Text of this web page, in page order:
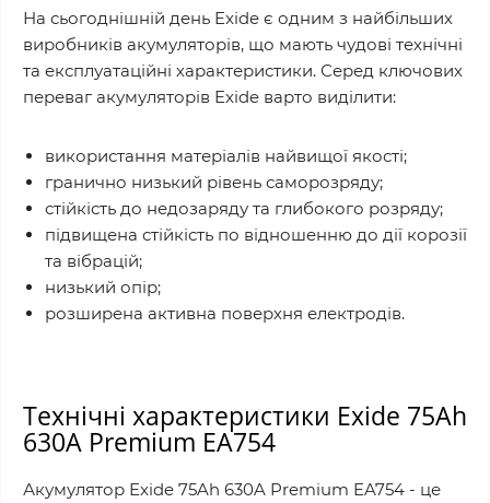
На сьогоднішній день Exide є одним з найбільших
виробників акумуляторів, що мають чудові технічні
та експлуатаційні характеристики. Серед ключових
переваг акумуляторів Exide варто виділити:
використання матеріалів найвищої якості;
гранично низький рівень саморозряду;
стійкість до недозаряду та глибокого розряду;
підвищена стійкість по відношенню до дії корозії
та вібрацій;
низький опір;
розширена активна поверхня електродів.
Технічні характеристики Exide 75Ah
630A Premium EA754
Акумулятор Exide 75Ah 630A Premium EA754 - це